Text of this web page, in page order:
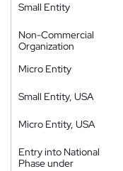
Small Entity
Non-Commercial
Organization
Micro Entity
Small Entity, USA
Micro Entity, USA
Entry into National
Phase under